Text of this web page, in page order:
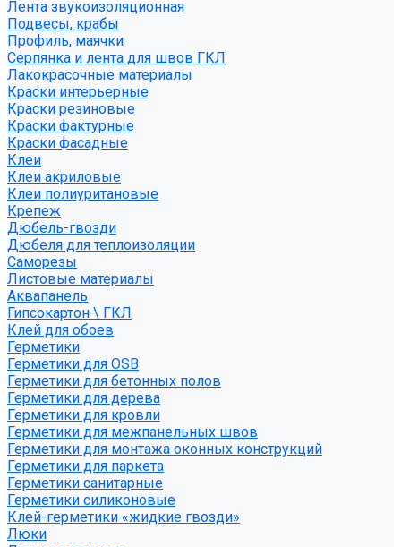
Лента звукоизоляционная
Подвесы, крабы
Профиль, маячки
Серпянка и лента для швов ГКЛ
Лакокрасочные материалы
Краски интерьерные
Краски резиновые
Краски фактурные
Краски фасадные
Клеи
Клеи акриловые
Клеи полиуритановые
Крепеж
Дюбель-гвозди
Дюбеля для теплоизоляции
Саморезы
Листовые материалы
Аквапанель
Гипсокартон \ ГКЛ
Клей для обоев
Герметики
Герметики для OSB
Герметики для бетонных полов
Герметики для дерева
Герметики для кровли
Герметики для межпанельных швов
Герметики для монтажа оконных конструкций
Герметики для паркета
Герметики санитарные
Герметики силиконовые
Клей-герметики «жидкие гвозди»
Люки